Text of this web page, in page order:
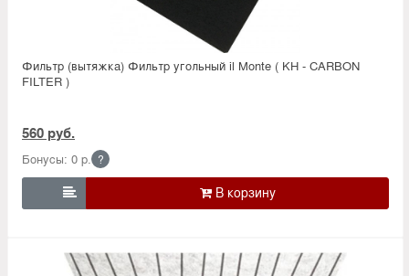
Фильтр (вытяжка) Фильтр угольный il Monte ( KH - CARBON
FILTER )
560 руб.
Бонусы: 0 р. ?
